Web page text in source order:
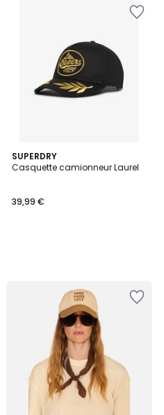
SUPERDRY
Casquette camionneur Laurel
39,99 €